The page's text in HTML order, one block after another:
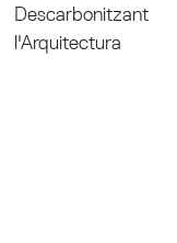
Descarbonitzant
l'Arquitectura